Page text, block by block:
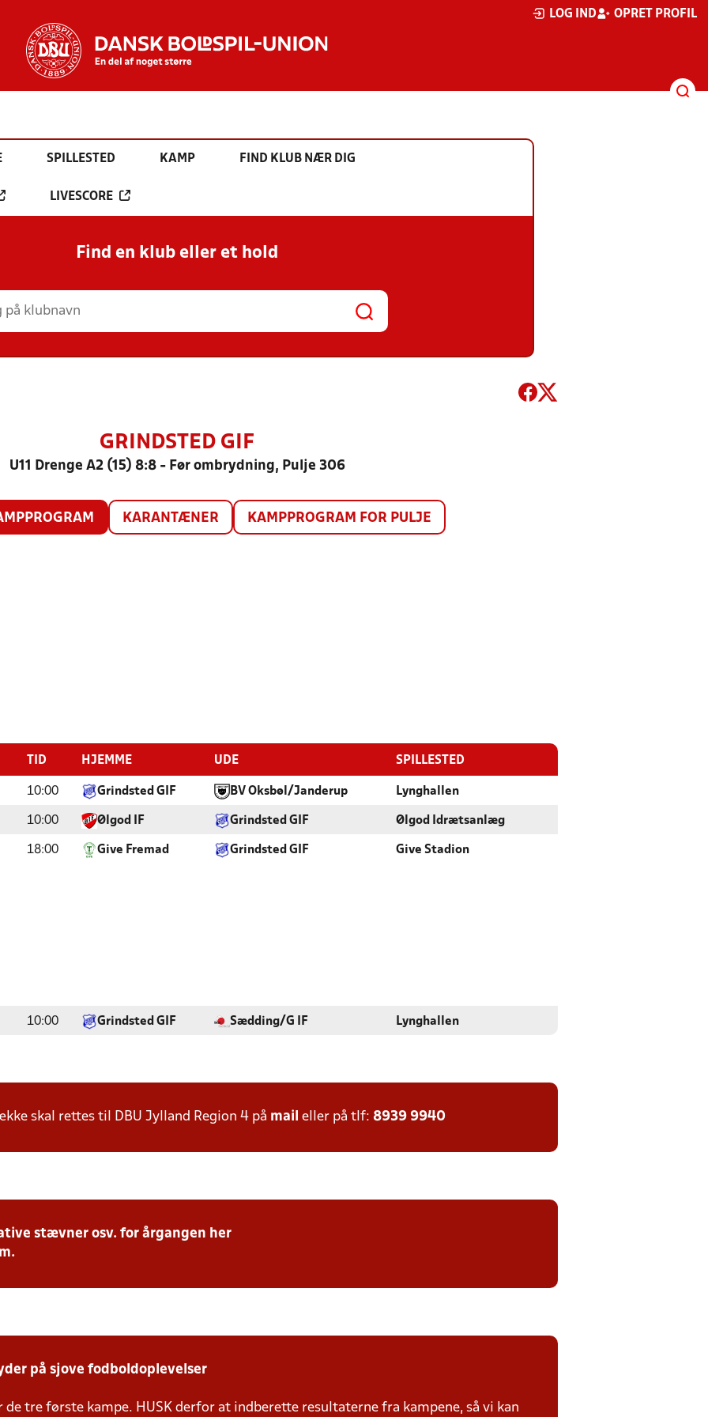
LOG IND OPRET PROFIL
SPILLESTED KAMP FIND KLUB NÆR DIG
LIVESCORE
Find en klub eller et hold
GRINDSTED GIF
U11 Drenge A2 (15) 8:8 - Før ombrydning, Pulje 306
KARANTÆNER KAMPPROGRAM FOR PULJE
TID HJEMME UDE SPILLESTED
10:00 Grindsted GIF BV Oksbøl/Janderup Lynghallen
10:00 Ølgod IF Grindsted GIF Ølgod Idrætsanlæg
18:00 Give Fremad Grindsted GIF Give Stadion
10:00 Grindsted GIF Sædding/G IF Lynghallen
skal rettes til DBU Jylland Region 4 på mail eller på tlf: 8939 9940
stævner osv. for årgangen her
på sjove fodboldoplevelser
de tre første kampe. HUSK derfor at indberette resultaterne fra kampene, så vi kan